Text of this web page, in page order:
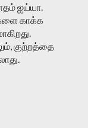
ஐய்யா.
காக்க
குற்றத்தை